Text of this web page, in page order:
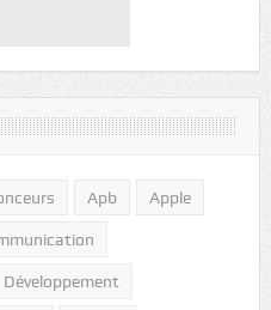
Apb Apple
Développement